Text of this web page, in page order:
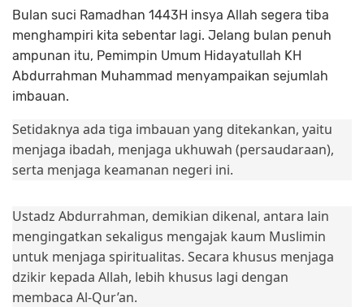
Bulan suci Ramadhan 1443H insya Allah segera tiba
menghampiri kita sebentar lagi. Jelang bulan penuh
ampunan itu, Pemimpin Umum Hidayatullah KH
Abdurrahman Muhammad menyampaikan sejumlah
imbauan.
Setidaknya ada tiga imbauan yang ditekankan, yaitu
menjaga ibadah, menjaga ukhuwah (persaudaraan),
serta menjaga keamanan negeri ini.
Ustadz Abdurrahman, demikian dikenal, antara lain
mengingatkan sekaligus mengajak kaum Muslimin
untuk menjaga spiritualitas. Secara khusus menjaga
dzikir kepada Allah, lebih khusus lagi dengan
membaca Al-Qur’an.